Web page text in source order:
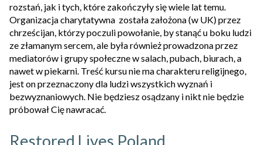
rozstań, jak i tych, które zakończyły się wiele lat temu.
Organizacja charytatywna została założona (w UK) przez
chrześcijan, którzy poczuli powołanie, by stanąć u boku ludzi
ze złamanym sercem, ale była również prowadzona przez
mediatorów i grupy społeczne w salach, pubach, biurach, a
nawet w piekarni. Treść kursu nie ma charakteru religijnego,
jest on przeznaczony dla ludzi wszystkich wyznań i
bezwyznaniowych. Nie będziesz osądzany i nikt nie będzie
próbował Cię nawracać.
Restored Lives Poland